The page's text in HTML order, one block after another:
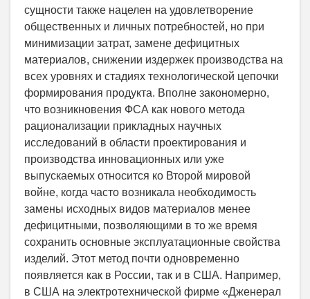
сущности также нацелен на удовлетворение
общественных и личных потребностей, но при
минимизации затрат, замене дефицитных
материалов, снижении издержек производства на
всех уровнях и стадиях технологической цепочки
формирования продукта. Вполне закономерно,
что возникновения ФСА как нового метода
рационализации прикладных научных
исследований в области проектирования и
производства инновационных или уже
выпускаемых относится ко Второй мировой
войне, когда часто возникала необходимость
замены исходных видов материалов менее
дефицитными, позволяющими в то же время
сохранить основные эксплуатационные свойства
изделий. Этот метод почти одновременно
появляется как в России, так и в США. Например,
в США на электротехнической фирме «Дженерал